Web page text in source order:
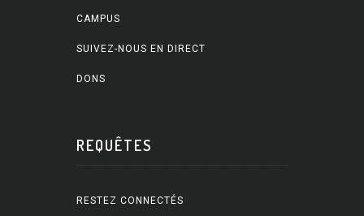
CAMPUS
SUIVEZ-NOUS EN DIRECT
DONS
REQUÊTES
RESTEZ CONNECTÉS